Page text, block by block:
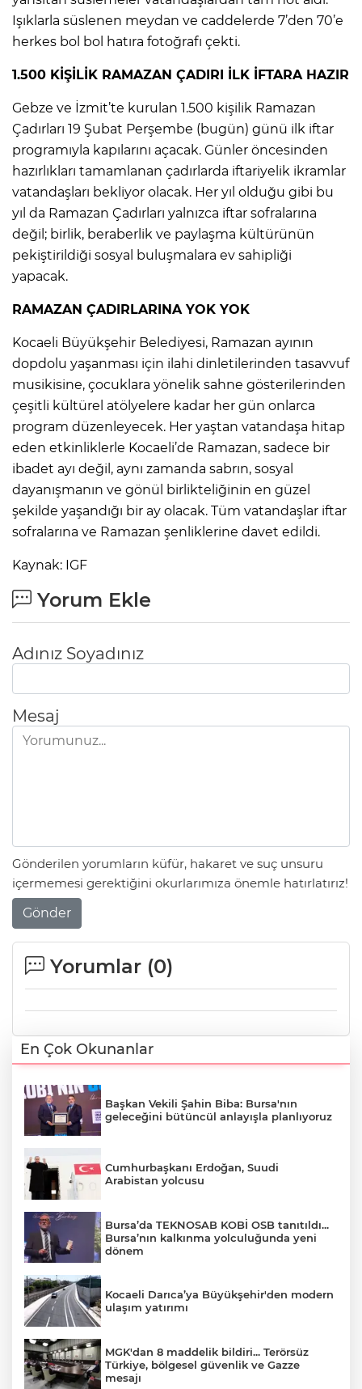
Işıklarla süslenen meydan ve caddelerde 7’den 70’e
herkes bol bol hatıra fotoğrafı çekti.
1.500 KİŞİLİK RAMAZAN ÇADIRI İLK İFTARA HAZIR
Gebze ve İzmit’te kurulan 1.500 kişilik Ramazan
Çadırları 19 Şubat Perşembe (bugün) günü ilk iftar
programıyla kapılarını açacak. Günler öncesinden
hazırlıkları tamamlanan çadırlarda iftariyelik ikramlar
vatandaşları bekliyor olacak. Her yıl olduğu gibi bu
yıl da Ramazan Çadırları yalnızca iftar sofralarına
değil; birlik, beraberlik ve paylaşma kültürünün
pekiştirildiği sosyal buluşmalara ev sahipliği
yapacak.
RAMAZAN ÇADIRLARINA YOK YOK
Kocaeli Büyükşehir Belediyesi, Ramazan ayının
dopdolu yaşanması için ilahi dinletilerinden tasavvuf
musikisine, çocuklara yönelik sahne gösterilerinden
çeşitli kültürel atölyelere kadar her gün onlarca
program düzenleyecek. Her yaştan vatandaşa hitap
eden etkinliklerle Kocaeli’de Ramazan, sadece bir
ibadet ayı değil, aynı zamanda sabrın, sosyal
dayanışmanın ve gönül birlikteliğinin en güzel
şekilde yaşandığı bir ay olacak. Tüm vatandaşlar iftar
sofralarına ve Ramazan şenliklerine davet edildi.
Kaynak: IGF
Yorum Ekle
Adınız Soyadınız
Mesaj
Gönderilen yorumların küfür, hakaret ve suç unsuru
içermemesi gerektiğini okurlarımıza önemle hatırlatırız!
Gönder
Yorumlar (0)
En Çok Okunanlar
Başkan Vekili Şahin Biba: Bursa'nın
geleceğini bütüncül anlayışla planlıyoruz
Cumhurbaşkanı Erdoğan, Suudi
Arabistan yolcusu
Bursa’da TEKNOSAB KOBİ OSB tanıtıldı...
Bursa’nın kalkınma yolculuğunda yeni
dönem
Kocaeli Darıca’ya Büyükşehir'den modern
ulaşım yatırımı
MGK'dan 8 maddelik bildiri... Terörsüz
Türkiye, bölgesel güvenlik ve Gazze
mesajı